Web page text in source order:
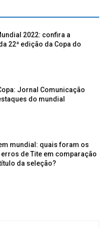
2022: confira a
22ª edição da Copa do
Jornal Comunicação
do mundial
mundial: quais foram os
de Tite em comparação
da seleção?